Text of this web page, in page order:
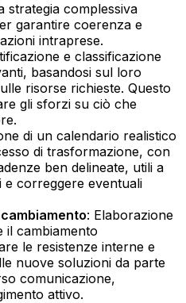
strategia complessiva
garantire coerenza e
intraprese.
e classificazione
basandosi sul loro
risorse richieste. Questo
gli sforzi su ciò che
di un calendario realistico
di trasformazione, con
ben delineate, utili a
correggere eventuali
: Elaborazione
il cambiamento
le resistenze interne e
nuove soluzioni da parte
comunicazione,
attivo.